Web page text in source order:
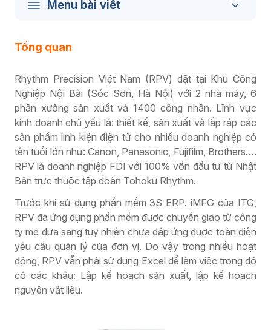
Menu bài viết
Tổng quan
Rhythm Precision Việt Nam (RPV) đặt tại Khu Công
Nghiệp Nội Bài (Sóc Sơn, Hà Nội) với 2 nhà máy, 6
phân xưởng sản xuất và 1400 công nhân. Lĩnh vực
kinh doanh chủ yếu là: thiết kế, sản xuất và lắp ráp các
sản phẩm linh kiện điện tử cho nhiều doanh nghiệp có
tên tuổi lớn như: Canon, Panasonic, Fujifilm, Brothers….
RPV là doanh nghiệp FDI với 100% vốn đầu tư từ Nhật
Bản trực thuộc tập đoàn Tohoku Rhythm.
Trước khi sử dụng phần mềm 3S ERP. iMFG của ITG,
RPV đã ứng dụng phần mềm được chuyển giao từ công
ty mẹ đưa sang tuy nhiên chưa đáp ứng được toàn diện
yêu cầu quản lý của đơn vị. Do vậy trong nhiều hoạt
động, RPV vẫn phải sử dụng Excel để làm việc trong đó
có các khâu: Lập kế hoạch sản xuất, lập kế hoạch
nguyên vật liệu.